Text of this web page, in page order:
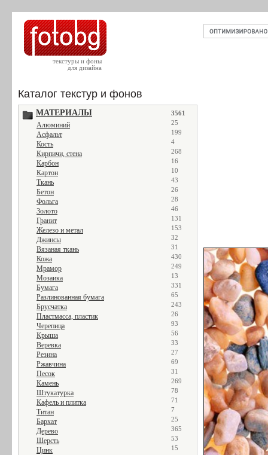
текстуры и фоны
для дизайна
Каталог текстур и фонов
МАТЕРИАЛЫ 3561
Алюминий 25
Асфальт 199
Кость 4
Кирпичи, стена 268
Карбон 16
Картон 10
Ткань 43
Бетон 26
Фольга 28
Золото 46
Гранит 131
Железо и метал 153
Джинсы 32
Вязаная ткань 31
Кожа 430
Мрамор 249
Мозаика 13
Бумага 331
Разлинованная бумага 65
Брусчатка 243
Пластмасса, пластик 26
Черепица 93
Крыша 56
Веревка 33
Резина 27
Ржавчина 69
Песок 31
Камень 269
Штукатурка 78
Кафель и плитка 71
Титан 7
Бархат 25
Дерево 365
Шерсть 53
Цинк 15